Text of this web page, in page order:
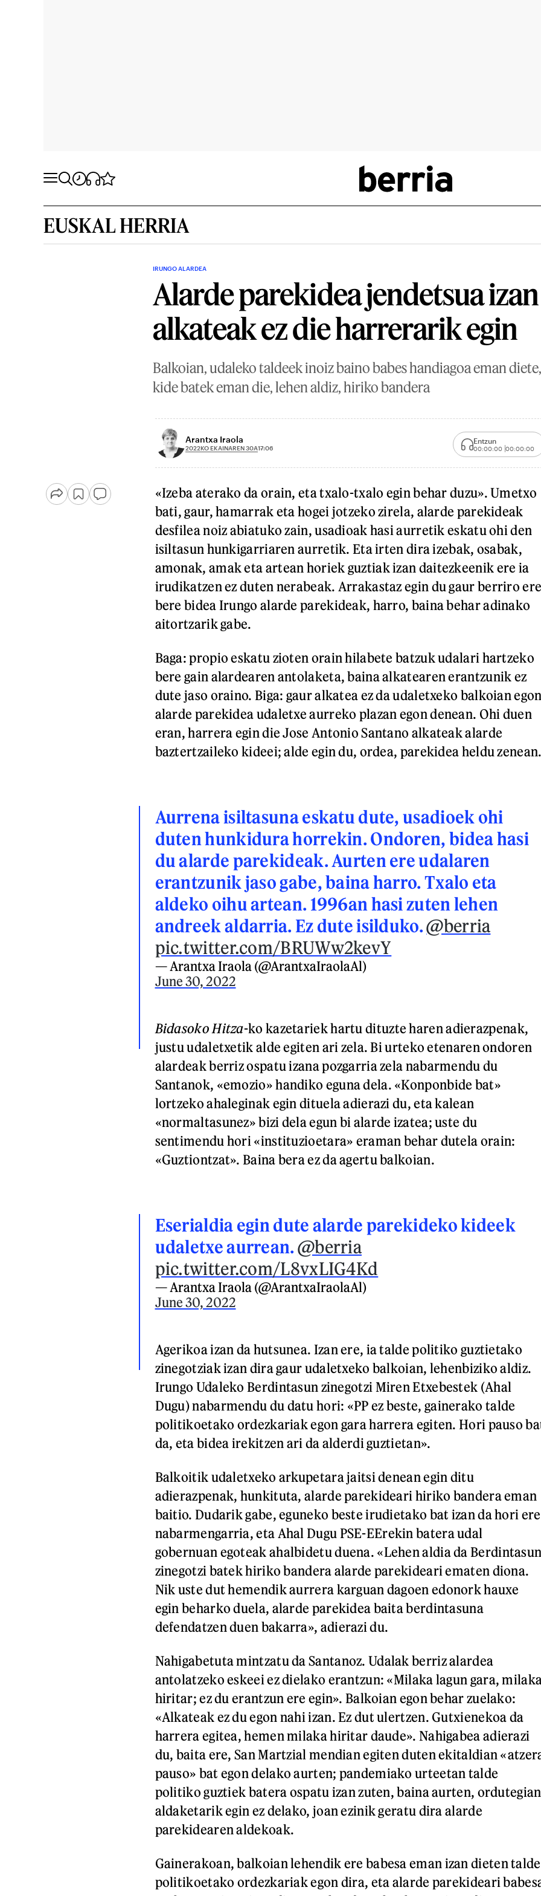
EUSKAL HERRIA
IRUNGO ALARDEA
Alarde parekidea jendetsua
alkateak ez die harrerarik egin
Balkoian, udaleko taldeek inoiz baino babes handiagoa eman
kide batek eman die, lehen aldiz, hiriko bandera
Arantxa Iraola
2022KO EKAINAREN 30A17:06
Entzun
00:00:00 00:00:00
«Izeba aterako da orain, eta txalo-txalo egin behar duzu». Umetxo
bati, gaur, hamarrak eta hogei jotzeko zirela, alarde parekideak
desfilea noiz abiatuko zain, usadioak hasi aurretik eskatu ohi den
isiltasun hunkigarriaren aurretik. Eta irten dira izebak, osabak,
amonak, amak eta artean horiek guztiak izan daitezkeenik ere ia
irudikatzen ez duten nerabeak. Arrakastaz egin du gaur berriro ere
bere bidea Irungo alarde parekideak, harro, baina behar adinako
aitortzarik gabe.
Baga: propio eskatu zioten orain hilabete batzuk udalari hartzeko
bere gain alardearen antolaketa, baina alkatearen erantzunik ez
dute jaso oraino. Biga: gaur alkatea ez da udaletxeko balkoian egon
alarde parekidea udaletxe aurreko plazan egon denean. Ohi duen
eran, harrera egin die Jose Antonio Santano alkateak alarde
baztertzaileko kideei; alde egin du, ordea, parekidea heldu zenean.
Aurrena isiltasuna eskatu dute, usadioek ohi
duten hunkidura horrekin. Ondoren, bidea hasi
du alarde parekideak. Aurten ere udalaren
erantzunik jaso gabe, baina harro. Txalo eta
aldeko oihu artean. 1996an hasi zuten lehen
andreek aldarria. Ez dute isilduko.@berria
pic.twitter.com/BRUWw2kevY
— Arantxa Iraola (@ArantxaIraolaAl)
June 30, 2022
Bidasoko Hitza-ko kazetariek hartu dituzte haren adierazpenak,
justu udaletxetik alde egiten ari zela. Bi urteko etenaren ondoren
alardeak berriz ospatu izana pozgarria zela nabarmendu du
Santanok, «emozio» handiko eguna dela. «Konponbide bat»
lortzeko ahaleginak egin dituela adierazi du, eta kalean
«normaltasunez» bizi dela egun bi alarde izatea; uste du
sentimendu hori «instituzioetara» eraman behar dutela orain:
«Guztiontzat». Baina bera ez da agertu balkoian.
Eserialdia egin dute alarde parekideko kideek
udaletxe aurrean. @berria
pic.twitter.com/L8vxLIG4Kd
— Arantxa Iraola (@ArantxaIraolaAl)
June 30, 2022
Agerikoa izan da hutsunea. Izan ere, ia talde politiko guztietako
zinegotziak izan dira gaur udaletxeko balkoian, lehenbiziko aldiz.
Irungo Udaleko Berdintasun zinegotzi Miren Etxebestek (Ahal
Dugu) nabarmendu du datu hori: «PP ez beste, gainerako talde
politikoetako ordezkariak egon gara harrera egiten. Hori pauso
da, eta bidea irekitzen ari da alderdi guztietan».
Balkoitik udaletxeko arkupetara jaitsi denean egin ditu
adierazpenak, hunkituta, alarde parekideari hiriko bandera eman
baitio. Dudarik gabe, eguneko beste irudietako bat izan da hori
nabarmengarria, eta Ahal Dugu PSE-EErekin batera udal
gobernuan egoteak ahalbidetu duena. «Lehen aldia da Berdintasun
zinegotzi batek hiriko bandera alarde parekideari ematen diona.
Nik uste dut hemendik aurrera karguan dagoen edonork hauxe
egin beharko duela, alarde parekidea baita berdintasuna
defendatzen duen bakarra», adierazi du.
Nahigabetuta mintzatu da Santanoz. Udalak berriz alardea
antolatzeko eskeei ez dielako erantzun: «Milaka lagun gara,
hiritar; ez du erantzun ere egin». Balkoian egon behar zuelako:
«Alkateak ez du egon nahi izan. Ez dut ulertzen. Gutxienekoa da
harrera egitea, hemen milaka hiritar daude». Nahigabea adierazi
du, baita ere, San Martzial mendian egiten duten ekitaldian
pauso» bat egon delako aurten; pandemiako urteetan talde
politiko guztiek batera ospatu izan zuten, baina aurten, ordutegian
aldaketarik egin ez delako, joan ezinik geratu dira alarde
parekidearen aldekoak.
Gainerakoan, balkoian lehendik ere babesa eman izan dieten talde
politikoetako ordezkariak egon dira, eta alarde parekideari